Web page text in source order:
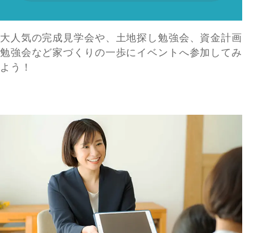
大人気の完成見学会や、土地探し勉強会、資金計画
勉強会など家づくりの一歩にイベントへ参加してみ
よう！